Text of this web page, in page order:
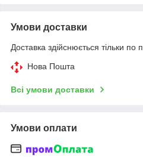
Умови доставки
Доставка здійснюється тільки по
Нова Пошта
Всі умови доставки
Умови оплати